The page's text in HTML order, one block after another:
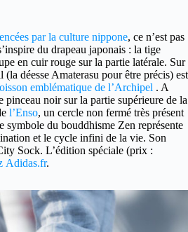
par la culture nippone, ce n’est pas
du drapeau japonais : la tige
en cuir rouge sur la partie latérale. Sur
déesse Amaterasu pour être précis) est
emblématique de l’Archipel . A
pinceau noir sur la partie supérieure de la
l’Enso, un cercle non fermé très présent
symbole du bouddhisme Zen représente
et le cycle infini de la vie. Son
Sock. L’édition spéciale (prix :
Adidas.fr.